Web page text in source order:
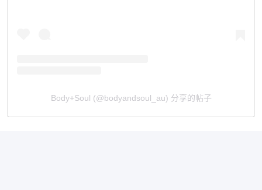
Body+Soul (@bodyandsoul_au) 分享的帖子